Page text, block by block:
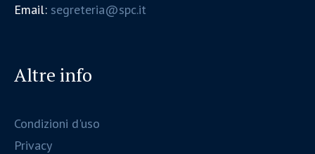
Email: segreteria@spc.it
Altre info
Condizioni d'uso
Privacy